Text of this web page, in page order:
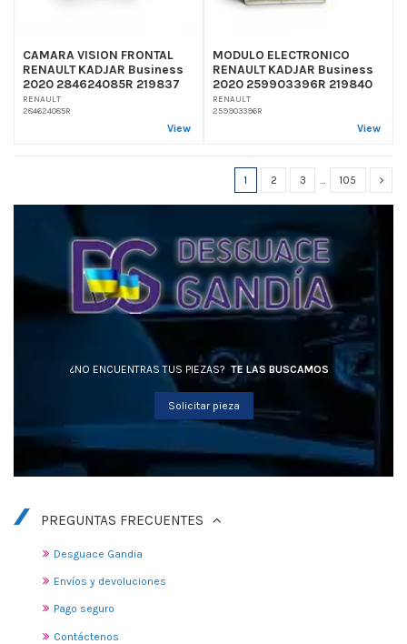
CAMARA VISION FRONTAL
RENAULT KADJAR Business
2020 284624085R 219837
RENAULT
284624085R
View
MODULO ELECTRONICO
RENAULT KADJAR Business
2020 259903396R 219840
RENAULT
259903396R
View
1 2 3 … 105
¿NO ENCUENTRAS TUS PIEZAS? TE LAS BUSCAMOS
Solicitar pieza
PREGUNTAS FRECUENTES
Desguace Gandia
Envíos y devoluciones
Pago seguro
Contáctenos